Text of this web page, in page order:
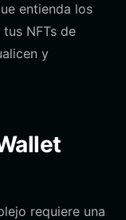
entienda los
NFTs de
y
requiere una